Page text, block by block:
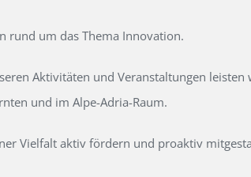
rund um das Thema Innovation.
Aktivitäten und Veranstaltungen leisten
und im Alpe-Adria-Raum.
Vielfalt aktiv fördern und proaktiv